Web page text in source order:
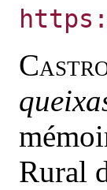
Rural